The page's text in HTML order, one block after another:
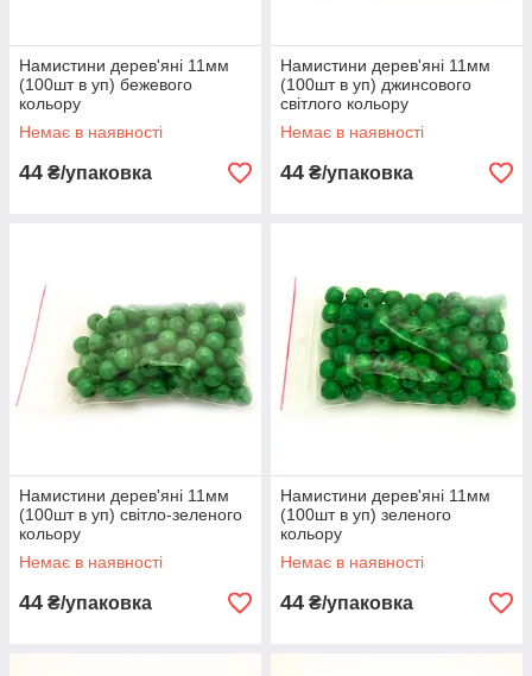
Намистини дерев'яні 11мм
(100шт в уп) бежевого
кольору
Немає в наявності
44 ₴/упаковка
Намистини дерев'яні 11мм
(100шт в уп) джинсового
світлого кольору
Немає в наявності
44 ₴/упаковка
Намистини дерев'яні 11мм
(100шт в уп) світло-зеленого
кольору
Немає в наявності
44 ₴/упаковка
Намистини дерев'яні 11мм
(100шт в уп) зеленого
кольору
Немає в наявності
44 ₴/упаковка